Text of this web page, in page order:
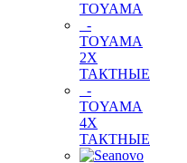
TOYAMA
-
TOYAMA
2Х
ТАКТНЫЕ
-
TOYAMA
4Х
ТАКТНЫЕ